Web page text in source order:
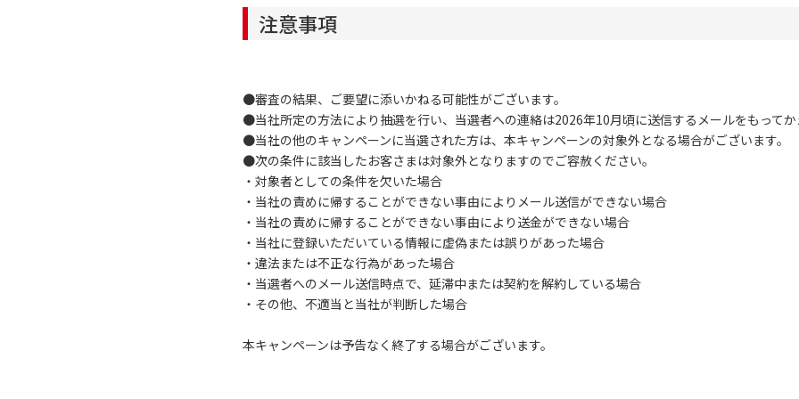
注意事項
●審査の結果、ご要望に添いかねる可能性がございます。
●当社所定の方法により抽選を行い、当選者への連絡は2026年10月頃に送信するメールをもってか
●当社の他のキャンペーンに当選された方は、本キャンペーンの対象外となる場合がございます。
●次の条件に該当したお客さまは対象外となりますのでご容赦ください。
・対象者としての条件を欠いた場合
・当社の責めに帰することができない事由によりメール送信ができない場合
・当社の責めに帰することができない事由により送金ができない場合
・当社に登録いただいている情報に虚偽または誤りがあった場合
・違法または不正な行為があった場合
・当選者へのメール送信時点で、延滞中または契約を解約している場合
・その他、不適当と当社が判断した場合
本キャンペーンは予告なく終了する場合がございます。